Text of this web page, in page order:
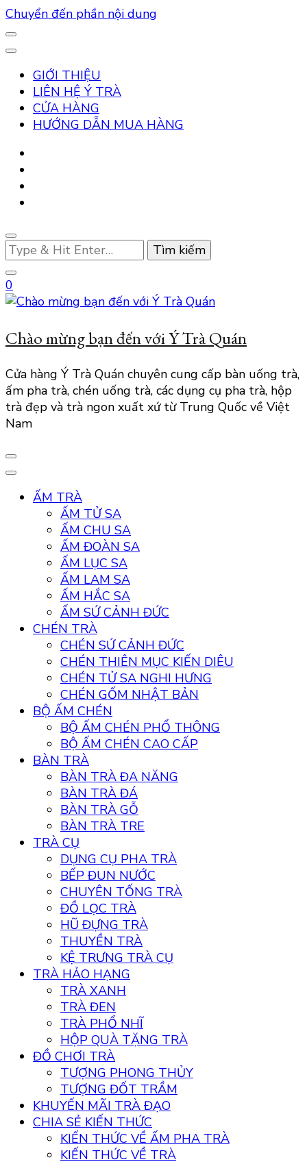
Chuyển đến phần nội dung
GIỚI THIỆU
LIÊN HỆ Ý TRÀ
CỬA HÀNG
HƯỚNG DẪN MUA HÀNG
Bạn
muốn
tìm
kiếm?
0
Chào mừng bạn đến với Ý Trà Quán
Cửa hàng Ý Trà Quán chuyên cung cấp bàn uống trà,
ấm pha trà, chén uống trà, các dụng cụ pha trà, hộp
trà đẹp và trà ngon xuất xứ từ Trung Quốc về Việt
Nam
ẤM TRÀ
ẤM TỬ SA
ẤM CHU SA
ẤM ĐOÀN SA
ẤM LỤC SA
ẤM LAM SA
ẤM HẮC SA
ẤM SỨ CẢNH ĐỨC
CHÉN TRÀ
CHÉN SỨ CẢNH ĐỨC
CHÉN THIÊN MỤC KIẾN DIÊU
CHÉN TỬ SA NGHI HƯNG
CHÉN GỐM NHẬT BẢN
BỘ ẤM CHÉN
BỘ ẤM CHÉN PHỔ THÔNG
BỘ ẤM CHÉN CAO CẤP
BÀN TRÀ
BÀN TRÀ ĐA NĂNG
BÀN TRÀ ĐÁ
BÀN TRÀ GỖ
BÀN TRÀ TRE
TRÀ CỤ
DỤNG CỤ PHA TRÀ
BẾP ĐUN NƯỚC
CHUYÊN TỐNG TRÀ
ĐỒ LỌC TRÀ
HŨ ĐỰNG TRÀ
THUYỀN TRÀ
KỆ TRƯNG TRÀ CỤ
TRÀ HẢO HẠNG
TRÀ XANH
TRÀ ĐEN
TRÀ PHỔ NHĨ
HỘP QUÀ TẶNG TRÀ
ĐỒ CHƠI TRÀ
TƯỢNG PHONG THỦY
TƯỢNG ĐỐT TRẦM
KHUYẾN MÃI TRÀ ĐẠO
CHIA SẺ KIẾN THỨC
KIẾN THỨC VỀ ẤM PHA TRÀ
KIẾN THỨC VỀ TRÀ